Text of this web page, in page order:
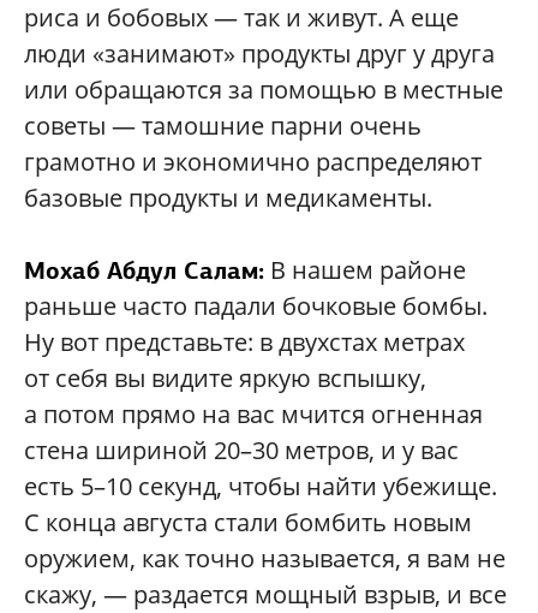
риса и бобовых — так и живут. А еще
люди «занимают» продукты друг у друга
или обращаются за помощью в местные
советы — тамошние парни очень
грамотно и экономично распределяют
базовые продукты и медикаменты.
Мохаб Абдул Салам: В нашем районе
раньше часто падали бочковые бомбы.
Ну вот представьте: в двухстах метрах
от себя вы видите яркую вспышку,
а потом прямо на вас мчится огненная
стена шириной 20–30 метров, и у вас
есть 5–10 секунд, чтобы найти убежище.
С конца августа стали бомбить новым
оружием, как точно называется, я вам не
скажу, — раздается мощный взрыв, и все